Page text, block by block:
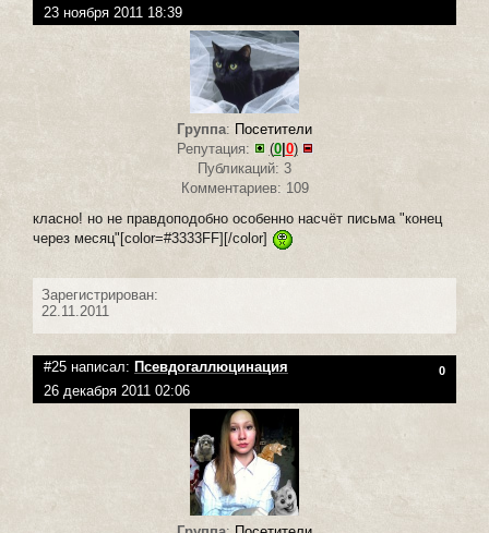
23 ноября 2011 18:39
Группа: Посетители
Репутация:
(0| 0)
Публикаций: 3
Комментариев: 109
класно! но не правдоподобно особенно насчёт письма "конец
через месяц"[color=#3333FF][/color]
Зарегистрирован:
22.11.2011
#25 написал: Псевдогаллюцинация 0
26 декабря 2011 02:06